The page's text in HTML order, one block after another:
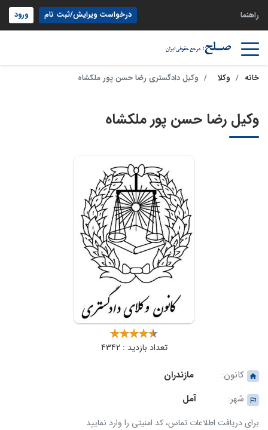
راهنما درخواست ویرایش/ثبت نام ورود
خانه وکلا وکیل دادگستری رضا حسن پور ملکشاه
وکیل رضا حسن پور ملکشاه
تعداد بازدید : 4342
کانون:
مازندران
شهر:
آمل
برای دریافت اطلاعات تماس، کد امنیتی را وارد نمایید